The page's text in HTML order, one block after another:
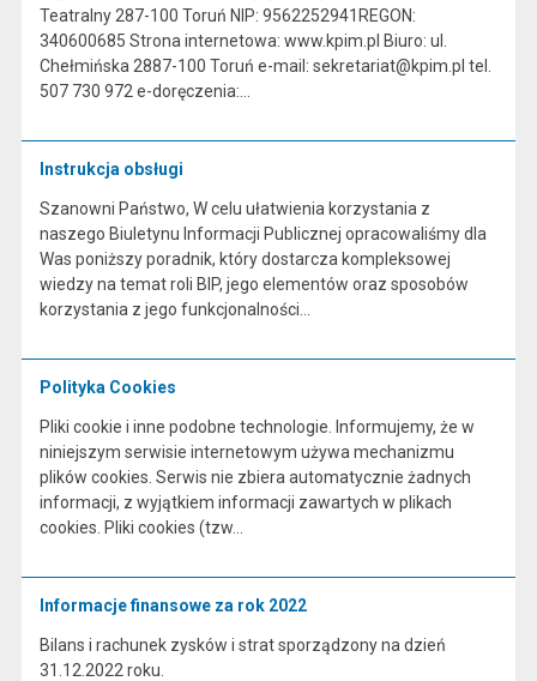
Teatralny 287-100 Toruń NIP: 9562252941REGON:
340600685 Strona internetowa: www.kpim.pl Biuro: ul.
Chełmińska 2887-100 Toruń e-mail: sekretariat@kpim.pl tel.
507 730 972 e-doręczenia:…
Instrukcja obsługi
Szanowni Państwo, W celu ułatwienia korzystania z
naszego Biuletynu Informacji Publicznej opracowaliśmy dla
Was poniższy poradnik, który dostarcza kompleksowej
wiedzy na temat roli BIP, jego elementów oraz sposobów
korzystania z jego funkcjonalności…
Polityka Cookies
Pliki cookie i inne podobne technologie. Informujemy, że w
niniejszym serwisie internetowym używa mechanizmu
plików cookies. Serwis nie zbiera automatycznie żadnych
informacji, z wyjątkiem informacji zawartych w plikach
cookies. Pliki cookies (tzw…
Informacje finansowe za rok 2022
Bilans i rachunek zysków i strat sporządzony na dzień
31.12.2022 roku.